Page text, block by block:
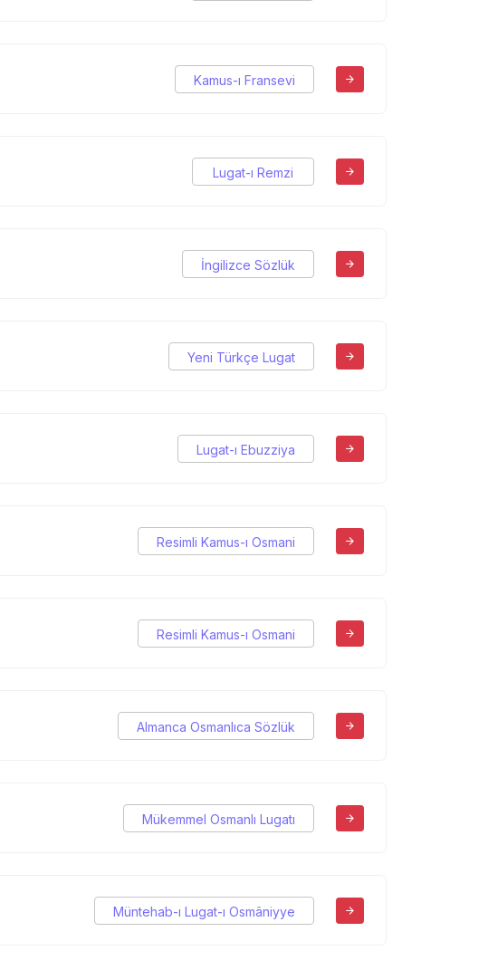
Kamus-ı Fransevi
Lugat-ı Remzi
İngilizce Sözlük
Yeni Türkçe Lugat
Lugat-ı Ebuzziya
Resimli Kamus-ı Osmani
Resimli Kamus-ı Osmani
Almanca Osmanlıca Sözlük
Mükemmel Osmanlı Lugatı
Müntehab-ı Lugat-ı Osmâniyye